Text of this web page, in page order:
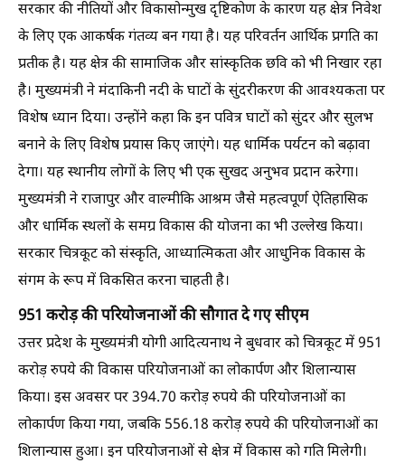
सरकार की नीतियों और विकासोन्मुख दृष्टिकोण के कारण यह क्षेत्र निवेश
के लिए एक आकर्षक गंतव्य बन गया है। यह परिवर्तन आर्थिक प्रगति का
प्रतीक है। यह क्षेत्र की सामाजिक और सांस्कृतिक छवि को भी निखार रहा
है। मुख्यमंत्री ने मंदाकिनी नदी के घाटों के सुंदरीकरण की आवश्यकता पर
विशेष ध्यान दिया। उन्होंने कहा कि इन पवित्र घाटों को सुंदर और सुलभ
बनाने के लिए विशेष प्रयास किए जाएंगे। यह धार्मिक पर्यटन को बढ़ावा
देगा। यह स्थानीय लोगों के लिए भी एक सुखद अनुभव प्रदान करेगा।
मुख्यमंत्री ने राजापुर और वाल्मीकि आश्रम जैसे महत्वपूर्ण ऐतिहासिक
और धार्मिक स्थलों के समग्र विकास की योजना का भी उल्लेख किया।
सरकार चित्रकूट को संस्कृति, आध्यात्मिकता और आधुनिक विकास के
संगम के रूप में विकसित करना चाहती है।
951 करोड़ की परियोजनाओं की सौगात दे गए सीएम
उत्तर प्रदेश के मुख्यमंत्री योगी आदित्यनाथ ने बुधवार को चित्रकूट में 951
करोड़ रुपये की विकास परियोजनाओं का लोकार्पण और शिलान्यास
किया। इस अवसर पर 394.70 करोड़ रुपये की परियोजनाओं का
लोकार्पण किया गया, जबकि 556.18 करोड़ रुपये की परियोजनाओं का
शिलान्यास हुआ। इन परियोजनाओं से क्षेत्र में विकास को गति मिलेगी।